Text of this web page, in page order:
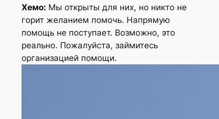
Хемо: Мы открыты для них, но никто не
горит желанием помочь. Напрямую
помощь не поступает. Возможно, это
реально. Пожалуйста, займитесь
организацией помощи.